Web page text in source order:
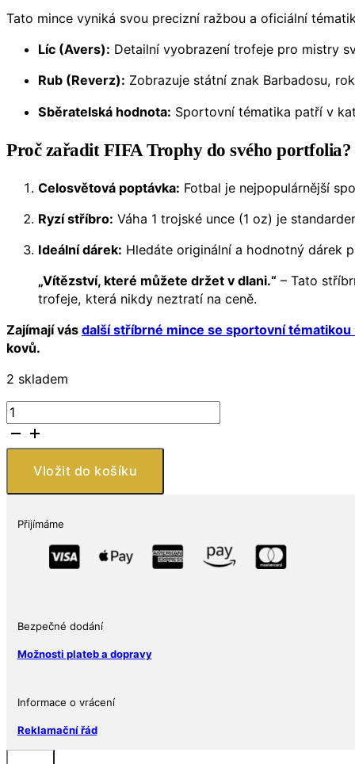
Tato mince vyniká svou precizní ražbou a oficiální
Líc (Avers): Detailní vyobrazení trofeje pro mistry
Rub (Reverz): Zobrazuje státní znak Barbadosu,
Sběratelská hodnota: Sportovní tématika patří v
Proč zařadit FIFA Trophy do svého portfolia?
Celosvětová poptávka: Fotbal je nejpopulárnější
Ryzí stříbro: Váha 1 trojské unce (1 oz) je
Ideální dárek: Hledáte originální a hodnotný dárek
„Vítězství, které můžete držet v dlani.“ – Tato
trofeje, která nikdy neztratí na ceně.
Zajímají vás další stříbrné mince se sportovní
kovů.
2 skladem
Barbados
–
1
2018
Mistrovství
světa)
Ag
množství
Vložit do košíku
Přijímáme
Bezpečné dodání
Možnosti plateb a dopravy
Informace o vrácení
Reklamační řád